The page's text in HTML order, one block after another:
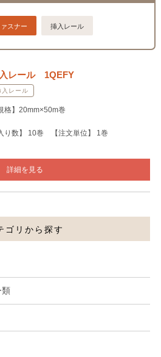
ゴリから探す
類
スナー 挿入レール
レール 1QEFY
入レール
格】20mm×50m巻
入り数】 10巻 【注文単位】 1巻
詳細を見る